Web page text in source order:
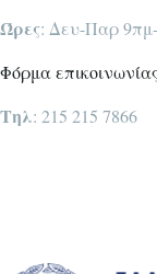
Ώρες: Δευ-Παρ
Φόρμα επικοινωνίας
Τηλ: 215 215 7866